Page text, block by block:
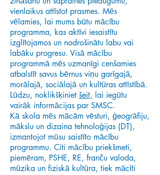
vienlaikus attīstot prasmes. Mēs
vēlamies, lai mums būtu mācību
programma, kas aktīvi iesaistītu
izglītojamos un nodrošinātu labu vai
labāku progresu. Visā mācību
programmā mēs uzmanīgi cenšamies
atbalstīt savus bērnus viņu garīgajā,
morālajā, sociālajā un kultūras attīstībā.
Lūdzu, noklikšķiniet šeit, lai iegūtu
vairāk informācijas par SMSC.
Kā skola mēs mācām vēsturi, ģeogrāfiju,
mākslu un dizaina tehnoloģijas (DT),
izmantojot mūsu saistīto mācību
programmu. Citi mācību priekšmeti,
piemēram, PSHE, RE, franču valoda,
mūzika un fiziskā kultūra, tiek mācīti